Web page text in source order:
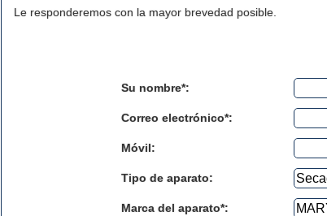
Le responderemos con la mayor brevedad posible.
Su nombre*:
Correo electrónico*:
Móvil:
Tipo de aparato:
Marca del aparato*: